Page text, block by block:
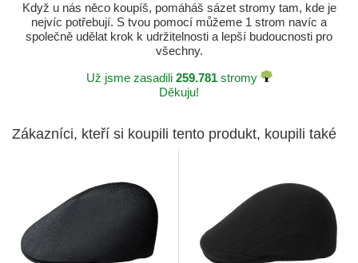
Když u nás něco koupíš, pomáháš sázet stromy tam, kde je
nejvíc potřebují. S tvou pomocí můžeme 1 strom navíc a
společně udělat krok k udržitelnosti a lepší budoucnosti pro
všechny.
Už jsme zasadili 259.781stromy
Děkuju!
Zákazníci, kteří si koupili tento produkt, koupili také